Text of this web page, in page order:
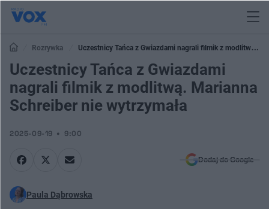
Rozrywka
Uczestnicy Tańca z Gwiazdami nagrali filmik z modlitwą.
Marianna Schreiber nie wytrzymała
Uczestnicy Tańca z Gwiazdami
nagrali filmik z modlitwą. Marianna
Schreiber nie wytrzymała
2025-09-19 9:00
Dodaj do Google
Paula Dąbrowska